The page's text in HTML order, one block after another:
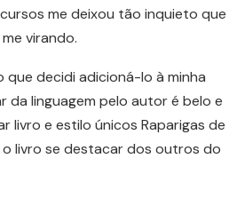
me deixou tão inquieto que
virando.
decidi adicioná-lo à minha
da linguagem pelo autor é belo e
livro e estilo únicos Raparigas de
o livro se destacar dos outros do